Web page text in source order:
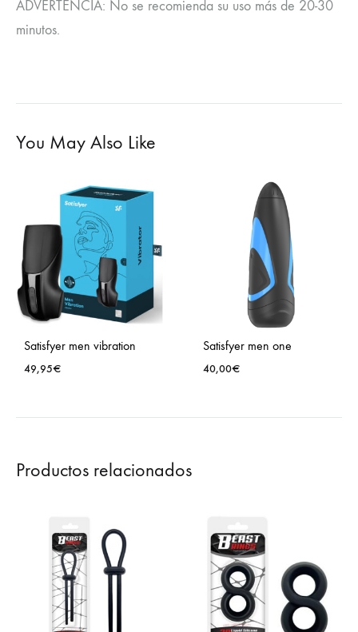
ADVERTENCIA: No se recomienda su uso más de 20-30
minutos.
You May Also Like
Satisfyer men vibration
49,95€
Satisfyer men one
40,00€
Productos relacionados